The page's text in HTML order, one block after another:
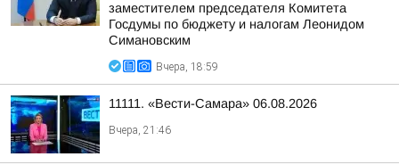
заместителем председателя Комитета
Госдумы по бюджету и налогам Леонидом
Симановским
Вчера, 18:59
11111. «Вести-Самара» 06.08.2026
Вчера, 21:46